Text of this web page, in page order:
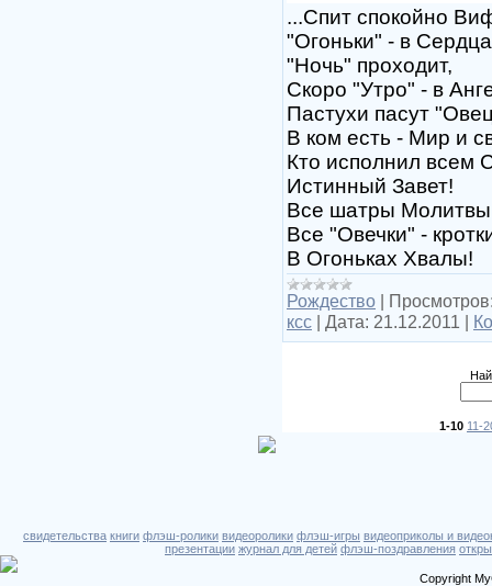
...Спит спокойно
"Огоньки" - в
"Ночь" проходит,
Скоро "Утро" - в
Пастухи пасут
В ком есть - Мир и
Кто исполнил всем
Истинный Завет!
Все шатры
Все "Овечки" -
В Огоньках Хвалы!
Рождество |
ксс | Дата: 21.12.2011 |
1-10 11-
свидетельства книги флэш-ролики видеоролики флэш-игры видеоприколы и
презентации журнал для детей флэш-поздравления
Copyright